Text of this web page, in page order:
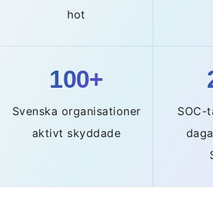
hot
100+
Svenska organisationer
aktivt skyddade
SOC-